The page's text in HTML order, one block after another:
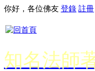
你好，各位佛友 登錄 註冊
知名法師